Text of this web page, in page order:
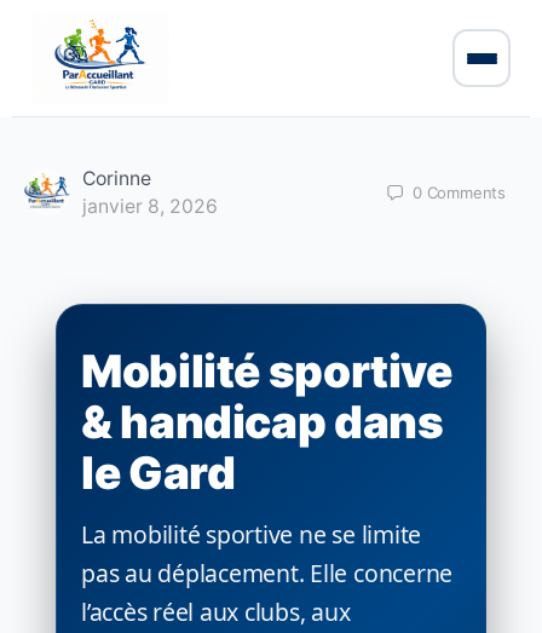
Corinne
janvier 8, 2026
0 Comments
Mobilité sportive
& handicap dans
le Gard
La mobilité sportive ne se limite
pas au déplacement. Elle concerne
l’accès réel aux clubs, aux